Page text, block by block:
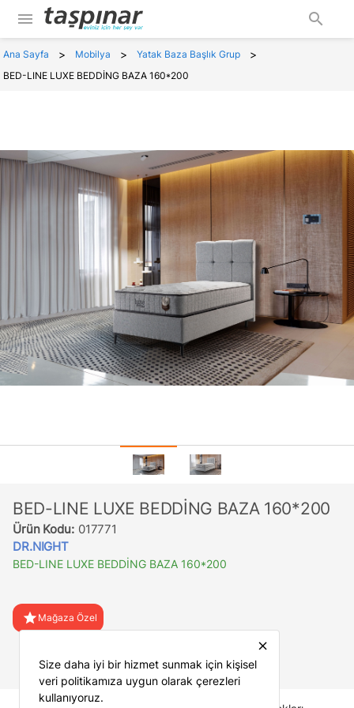
menu search
Ana Sayfa > Mobilya > Yatak Baza Başlık Grup >
BED-LINE LUXE BEDDİNG BAZA 160*200
BED-LINE LUXE BEDDİNG BAZA 160*200
Ürün Kodu: 017771
DR.NIGHT
BED-LINE LUXE BEDDİNG BAZA 160*200
star Mağaza Özel
close
Size daha iyi bir hizmet sunmak için kişisel
veri politikamıza uygun olarak çerezleri
kullanıyoruz.